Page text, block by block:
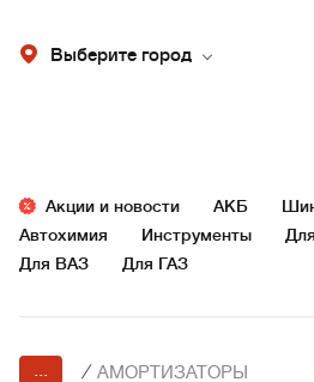
Выберите город
Акции и новости АКБ
Автохимия
Инструменты
Для ВАЗ
Для ГАЗ
... / АМОРТИЗАТОРЫ